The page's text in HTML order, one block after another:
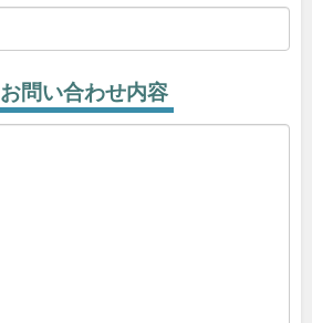
お問い合わせ内容